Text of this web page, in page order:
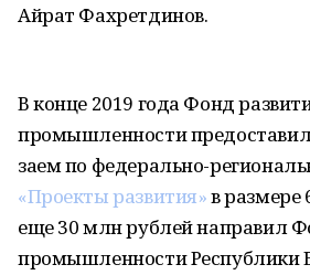
Айрат Фахретдинов.
В конце 2019 года Фонд
промышленности
заем по федерально-
«Проекты развития»в размере
еще 30 млн рублей направил
промышленности Республики